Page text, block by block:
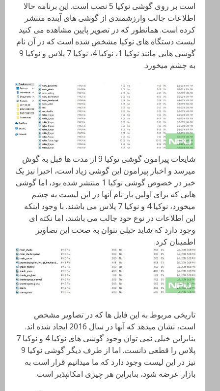
است بر روی گوشی نوکیا 5 نصب است. این برنامه حالا
اطلاعات جالب وارزشمندی از گوشی های آینده منتشر
کرده است. همانطور که در تصویر پایین مشاهده می کنید
لیست دستگاه های نوکیا مشخص شده است که در آن نام
گوشی هایی مانند نوکیا 1، نوکیا 4، نوکیا 7 پلاس و نوکیا 9
به چشم میخورد.
شایعات پیرامون گوشی نوکیا 9 از مدت ها قبل به گوش
میرسد و اخبار پیرامون این گوشی زیاد است، اخیرا نیز یک
خبر در خصوص گوشی نوکیا 1 منتشر شده بود، اما گوشی
هایی که برای اولین بار نام آنها در این لیست به چشم
میخورد، نوکیا 4 و نوکیا 7 پلاس می باشند. با وجود اینکه
این اطلاعات در نوع خود جالب می باشند، اما نکته ای
وجود دارد که شاید خیلی نتوان به صحت این تصاویر
اطمینان کرد.
تاریخی مربوط به این فایل ها که در تصاویر مشخص
است، نشان میدهد که آنها در سال 2016 ایجاد شده اند.
بنابراین خیلی نمی توان وجود گوشی های نوکیا 4 و نوکیا 7
پلاس را قطعی دانست. اما از طرف دیگر گوشی نوکیا 9
نیز در این لیست وجود دارد که ما میدانیم قرار است به
بازار عرضه شود، بنابراین هر چیزی امکانپذیر است.